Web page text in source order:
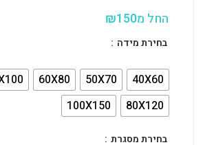
החל מ ₪150
בחירת מידה
40X60
50X70
60X80
80X120
100X150
בחירת מסגרת